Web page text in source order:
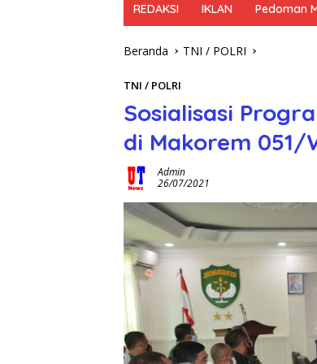
REDAKSI IKLAN Pedoman
Beranda TNI / POLRI
TNI / POLRI
Sosialisasi
di Makorem
Admin
26/07/2021